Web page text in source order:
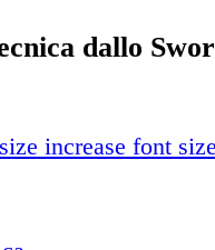
dallo
increase font